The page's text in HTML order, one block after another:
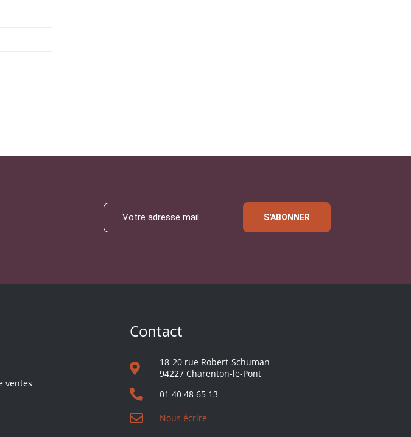
S'ABONNER
ventes
Contact
18-20 rue Robert-Schuman
94227 Charenton-le-Pont
01 40 48 65 13
Nous écrire